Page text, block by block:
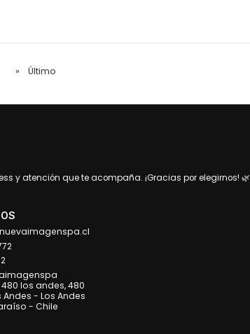
» Último
y atención que te acompaña. ¡Gracias por elegirnos! 🌿
los andes, 480
Andes - Los Andes
- Chile